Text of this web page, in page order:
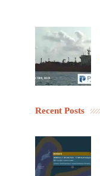
Recent Posts